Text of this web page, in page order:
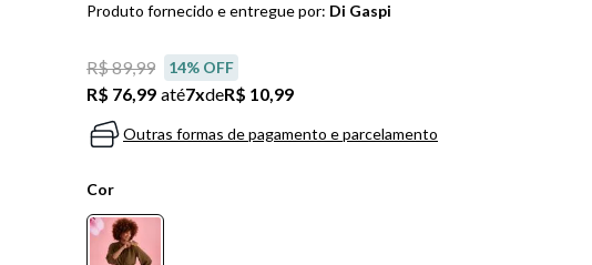
Produto fornecido e entregue por: Di Gaspi
R$ 89,99 14% OFF
R$ 76,99 até7xdeR$ 10,99
Outras formas de pagamento e parcelamento
Cor